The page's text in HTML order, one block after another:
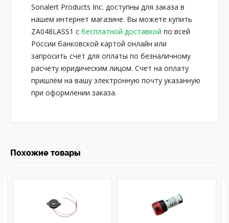
Sonalert Products Inc. доступны для заказа в
нашем интернет магазине. Вы можете купить
ZA048LASS1 с бесплатной доставкой по всей
России банковской картой онлайн или
запросить счет для оплаты по безналичному
расчету юридическим лицом. Счет на оплату
пришлём на вашу электронную почту указанную
при оформлении заказа.
Похожие товары